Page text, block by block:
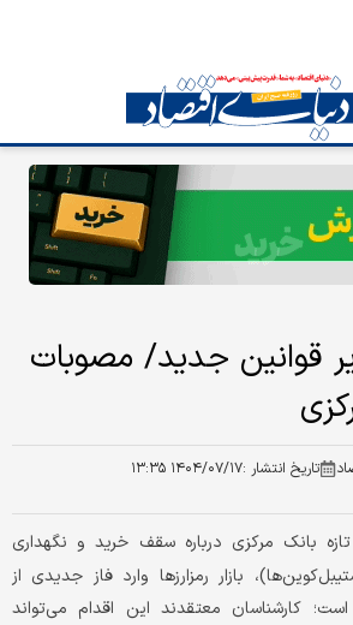
زیر قوانین جدید/ مصوبات
تاریخ انتشار :۱۴۰۴/۰۷/۱۷ ۱۳:۳۵
تازه بانک مرکزی درباره سقف خرید و نگهداری
بازار رمزارزها وارد فاز جدیدی از
کارشناسان معتقدند این اقدام می‌تواند